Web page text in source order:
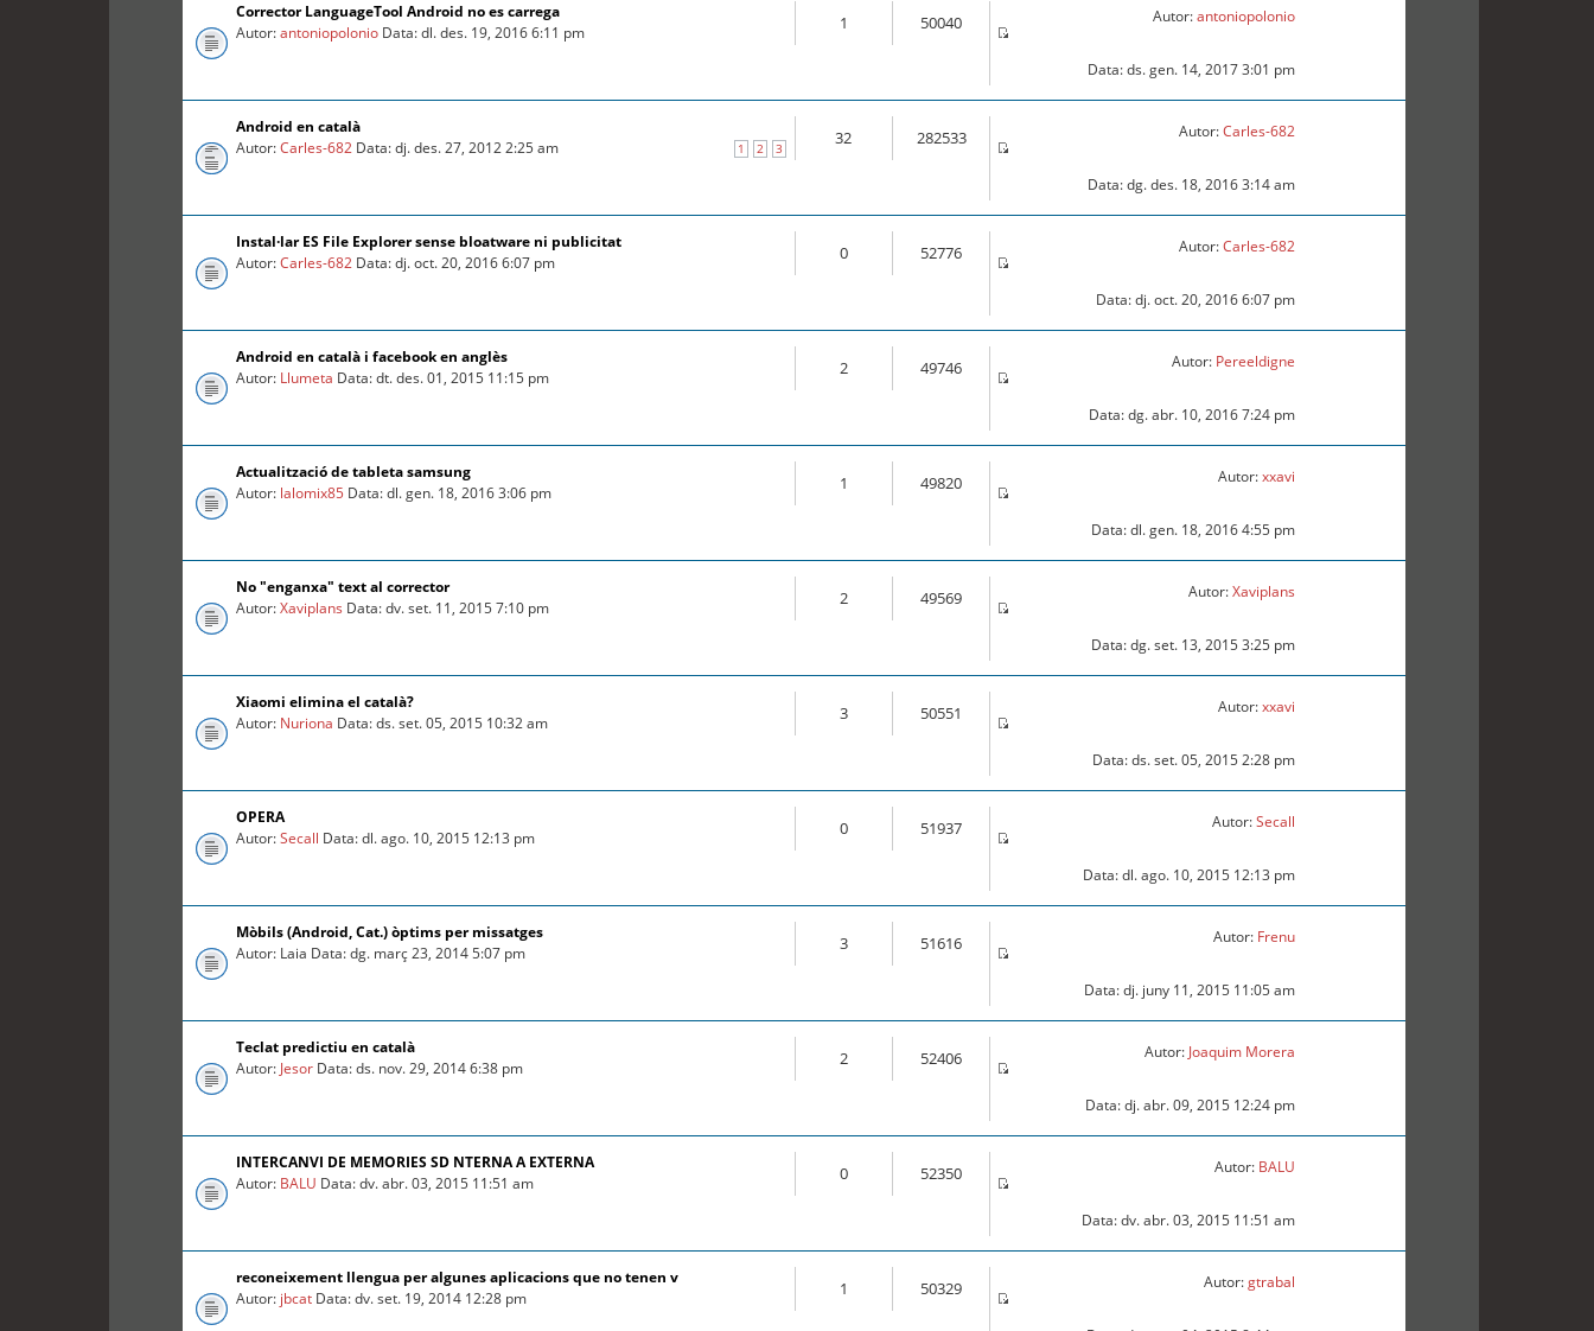
Corrector LanguageTool Android no es carrega
Autor:antoniopolonio Data: dl. des. 19, 2016 6:11 pm 1 50040 Autor:antoniopolonio
Data: ds. gen. 14, 2017 3:01 pm
Android en català
1 2 3
Autor:Carles-682 Data: dj. des. 27, 2012 2:25 am 32 282533 Autor:Carles-682
Data: dg. des. 18, 2016 3:14 am
Instal·lar ES File Explorer sense bloatware ni publicitat
Autor:Carles-682 Data: dj. oct. 20, 2016 6:07 pm 0 52776 Autor:Carles-682
Data: dj. oct. 20, 2016 6:07 pm
Android en català i facebook en anglès
Autor: Llumeta Data: dt. des. 01, 2015 11:15 pm 2 49746 Autor: Pereeldigne
Data: dg. abr. 10, 2016 7:24 pm
Actualització de tableta samsung
Autor: lalomix85 Data: dl. gen. 18, 2016 3:06 pm 1 49820 Autor:xxavi
Data: dl. gen. 18, 2016 4:55 pm
No "enganxa" text al corrector
Autor:Xaviplans Data: dv. set. 11, 2015 7:10 pm 2 49569 Autor:Xaviplans
Data: dg. set. 13, 2015 3:25 pm
Xiaomi elimina el català?
Autor: Nuriona Data: ds. set. 05, 2015 10:32 am 3 50551 Autor:xxavi
Data: ds. set. 05, 2015 2:28 pm
OPERA
Autor:Secall Data: dl. ago. 10, 2015 12:13 pm 0 51937 Autor:Secall
Data: dl. ago. 10, 2015 12:13 pm
Mòbils (Android, Cat.) òptims per missatges
Autor: Laia Data: dg. març 23, 2014 5:07 pm
3 51616 Autor: Frenu
Data: dj. juny 11, 2015 11:05 am
Teclat predictiu en català
Autor: Jesor Data: ds. nov. 29, 2014 6:38 pm 2 52406 Autor: Joaquim Morera
Data: dj. abr. 09, 2015 12:24 pm
INTERCANVI DE MEMORIES SD NTERNA A EXTERNA
Autor: BALU Data: dv. abr. 03, 2015 11:51 am 0 52350 Autor: BALU
Data: dv. abr. 03, 2015 11:51 am
reconeixement llengua per algunes aplicacions que no tenen v
Autor: jbcat Data: dv. set. 19, 2014 12:28 pm 1 50329 Autor:gtrabal